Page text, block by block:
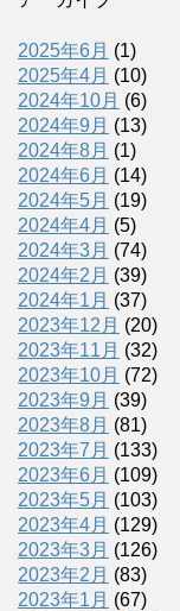
2025年6月 (1)
2025年4月 (10)
2024年10月 (6)
2024年9月 (13)
2024年8月 (1)
2024年6月 (14)
2024年5月 (19)
2024年4月 (5)
2024年3月 (74)
2024年2月 (39)
2024年1月 (37)
2023年12月 (20)
2023年11月 (32)
2023年10月 (72)
2023年9月 (39)
2023年8月 (81)
2023年7月 (133)
2023年6月 (109)
2023年5月 (103)
2023年4月 (129)
2023年3月 (126)
2023年2月 (83)
2023年1月 (67)